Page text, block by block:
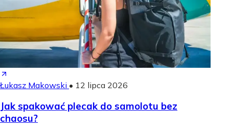
Łukasz Makowski • 12 lipca 2026
Jak spakować plecak do samolotu bez
chaosu?